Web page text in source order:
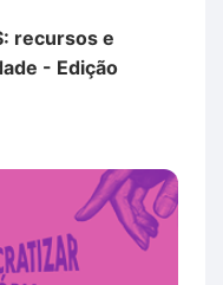
recursos e
- Edição